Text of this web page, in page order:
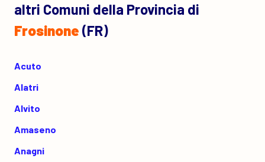
altri Comuni della Provincia di
Frosinone (FR)
Acuto
Alatri
Alvito
Amaseno
Anagni